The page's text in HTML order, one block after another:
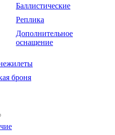
Баллистические
Реплика
Дополнительное
оснащение
броня